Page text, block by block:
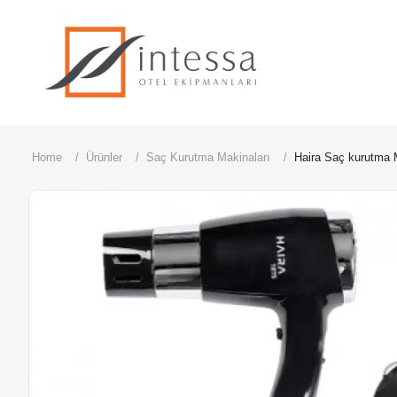
Home Ürünler Saç Kurutma Makinaları Haira Saç kurutma